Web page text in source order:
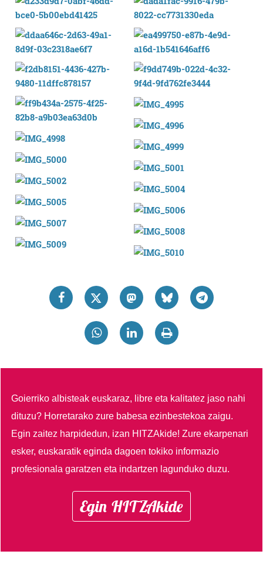
Goierriko albisteak euskaraz, libre eta kalitatez jaso nahi
dituzu? Horretarako zure babesa ezinbestekoa zaigu.
Egin zaitez harpidedun, izan HITZAkide!Zure ekarpenari
esker, euskaratik eginda dagoen tokiko informazio
profesionala garatzen eta indartzen lagunduko duzu.
Egin HITZAkide